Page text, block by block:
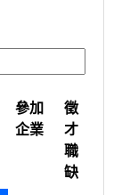
參加
企業
徵
才
職
缺